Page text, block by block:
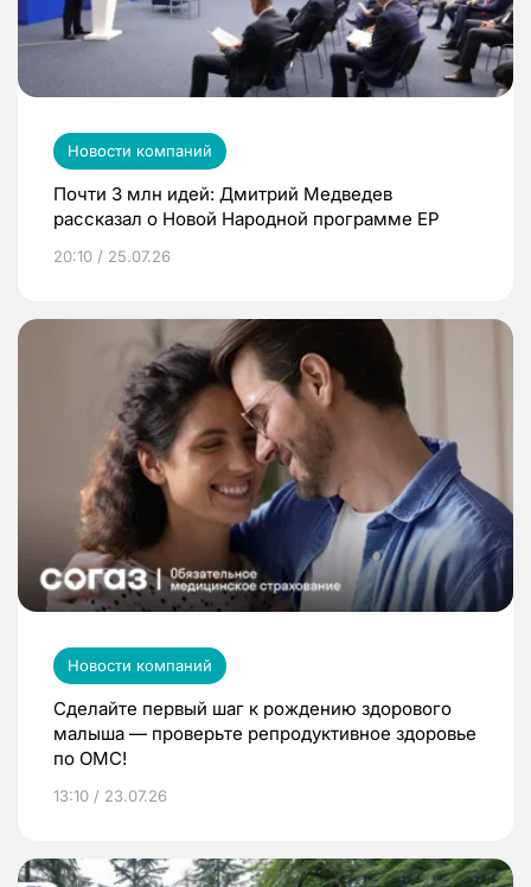
Новости компаний
Почти 3 млн идей: Дмитрий Медведев
рассказал о Новой Народной программе ЕР
20:10 / 25.07.26
Новости компаний
Сделайте первый шаг к рождению здорового
малыша — проверьте репродуктивное здоровье
по ОМС!
13:10 / 23.07.26